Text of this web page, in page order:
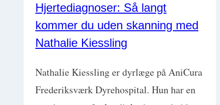
dyrlæge
Anne
Sørensen
Hjertediagnoser: Så langt
kommer du uden skanning med
Nathalie Kiessling
Nathalie Kiessling er dyrlæge på AniCura
Frederiksværk Dyrehospital. Hun har en